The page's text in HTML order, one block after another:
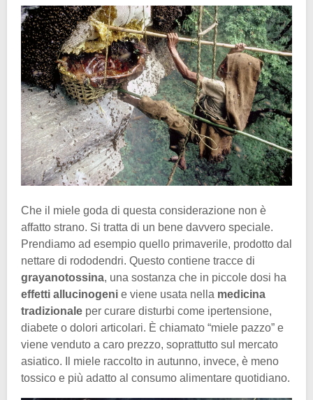
Che il miele goda di questa considerazione non è
affatto strano. Si tratta di un bene davvero speciale.
Prendiamo ad esempio quello primaverile, prodotto dal
nettare di rododendri. Questo contiene tracce di
grayanotossina, una sostanza che in piccole dosi ha
effetti allucinogeni e viene usata nella medicina
tradizionale per curare disturbi come ipertensione,
diabete o dolori articolari. È chiamato “miele pazzo” e
viene venduto a caro prezzo, soprattutto sul mercato
asiatico. Il miele raccolto in autunno, invece, è meno
tossico e più adatto al consumo alimentare quotidiano.